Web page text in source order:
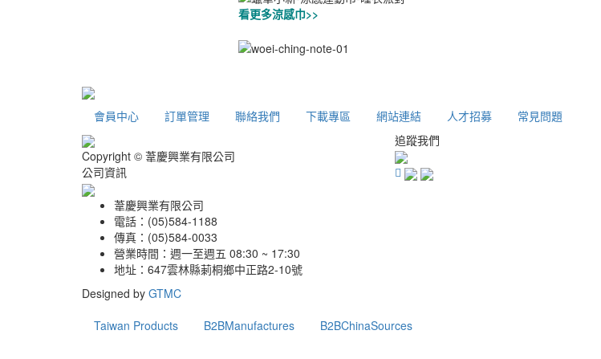
看更多涼感巾>>
會員中心 訂單管理 聯絡我們 下載專區 網站連結 人才招募 常見問題
Copyright © 葦慶興業有限公司
公司資訊
葦慶興業有限公司
電話：(05)584-1188
傳真：(05)584-0033
營業時間：週一至週五 08:30 ~ 17:30
地址：647雲林縣莿桐鄉中正路2-10號
追蹤我們
Designed by GTMC
Taiwan Products
B2BManufactures B2BChinaSources